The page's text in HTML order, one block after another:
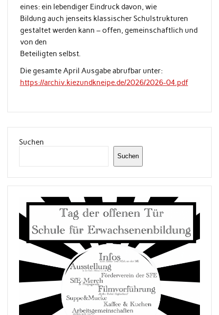
eines: ein lebendiger Eindruck davon, wie
Bildung auch jenseits klassischer Schulstrukturen
gestaltet werden kann – offen, gemeinschaftlich und
von den
Beteiligten selbst.
Die gesamte April Ausgabe abrufbar unter:
https://archiv.kiezundkneipe.de/2026/2026-04.pdf
Suchen
Suchen